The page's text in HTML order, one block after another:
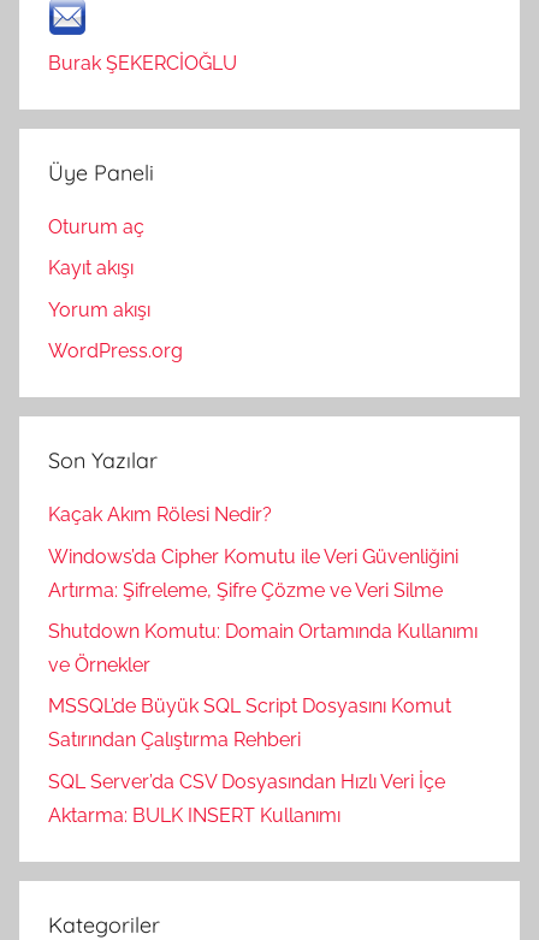
Burak ŞEKERCİOĞLU
Üye Paneli
Oturum aç
Kayıt akışı
Yorum akışı
WordPress.org
Son Yazılar
Kaçak Akım Rölesi Nedir?
Windows’da Cipher Komutu ile Veri Güvenliğini
Artırma: Şifreleme, Şifre Çözme ve Veri Silme
Shutdown Komutu: Domain Ortamında Kullanımı
ve Örnekler
MSSQL’de Büyük SQL Script Dosyasını Komut
Satırından Çalıştırma Rehberi
SQL Server’da CSV Dosyasından Hızlı Veri İçe
Aktarma: BULK INSERT Kullanımı
Kategoriler